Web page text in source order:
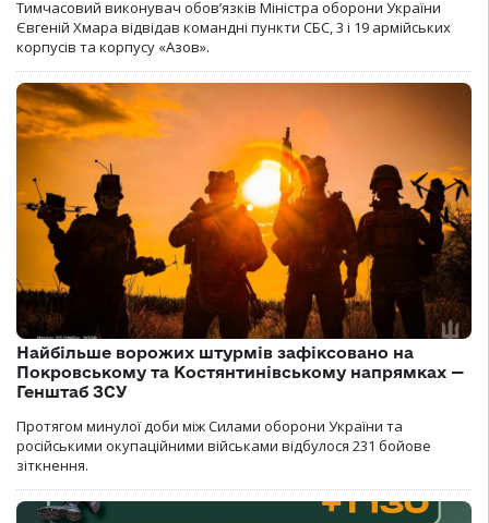
Тимчасовий виконувач обов’язків Міністра оборони України
Євгеній Хмара відвідав командні пункти СБС, 3 і 19 армійських
корпусів та корпусу «Азов».
Найбільше ворожих штурмів зафіксовано на
Покровському та Костянтинівському напрямках —
Генштаб ЗСУ
Протягом минулої доби між Силами оборони України та
російськими окупаційними військами відбулося 231 бойове
зіткнення.